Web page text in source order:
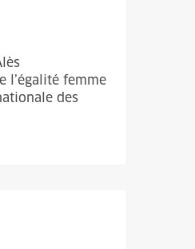
l’égalité femme
des